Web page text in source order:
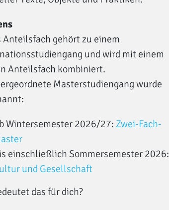
Anteilsfach gehört zu einem
und wird mit einem
Anteilsfach kombiniert.
Masterstudiengang wurde
Wintersemester 2026/27: Zwei-Fach-
einschließlich Sommersemester 2026:
und Gesellschaft
das für dich?